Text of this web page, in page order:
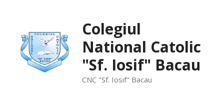
content
Colegiul
National Catolic
"Sf. Iosif" Bacau
CNC "Sf. Iosif" Bacau